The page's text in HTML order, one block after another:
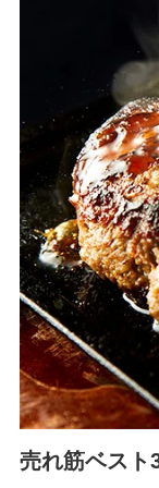
売れ筋ベスト